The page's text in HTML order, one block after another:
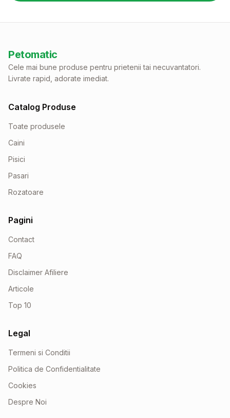
Petomatic
Cele mai bune produse pentru prietenii tai necuvantatori.
Livrate rapid, adorate imediat.
Catalog Produse
Toate produsele
Caini
Pisici
Pasari
Rozatoare
Pagini
Contact
FAQ
Disclaimer Afiliere
Articole
Top 10
Legal
Termeni si Conditii
Politica de Confidentialitate
Cookies
Despre Noi